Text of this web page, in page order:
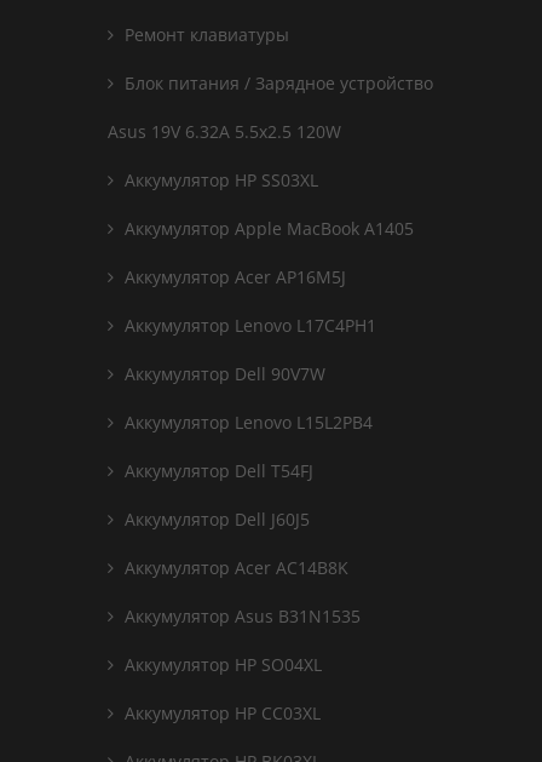
Ремонт клавиатуры
Блок питания / Зарядное устройство
Asus 19V 6.32A 5.5x2.5 120W
Аккумулятор HP SS03XL
Аккумулятор Apple MacBook A1405
Аккумулятор Acer AP16M5J
Аккумулятор Lenovo L17C4PH1
Аккумулятор Dell 90V7W
Аккумулятор Lenovo L15L2PB4
Аккумулятор Dell T54FJ
Аккумулятор Dell J60J5
Аккумулятор Acer AC14B8K
Аккумулятор Asus B31N1535
Аккумулятор HP SO04XL
Аккумулятор HP CC03XL